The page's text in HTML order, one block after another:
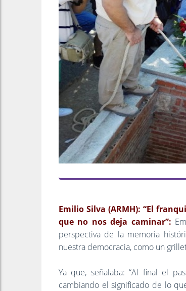
Emilio Silva (ARMH): “El
que no nos deja caminar”:
perspectiva de la memoria
nuestra democracia, como un
Ya que, señalaba: “Al final el
cambiando el significado de lo